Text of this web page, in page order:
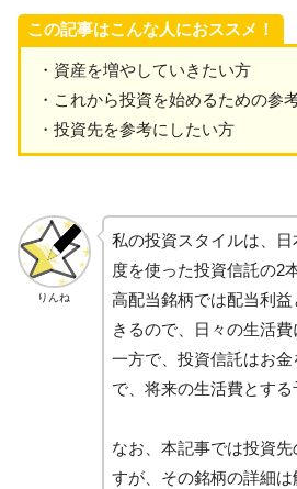
この記事はこんな人におススメ！
・資産を増やしていきたい方
・これから投資を始めるための参
・投資先を参考にしたい方
りんね
私の投資スタイルは、
度を使った投資信託の2
高配当銘柄では配当利
きるので、日々の生活費
一方で、投資信託はお
で、将来の生活費とする
なお、本記事では投資
すが、その銘柄の詳細